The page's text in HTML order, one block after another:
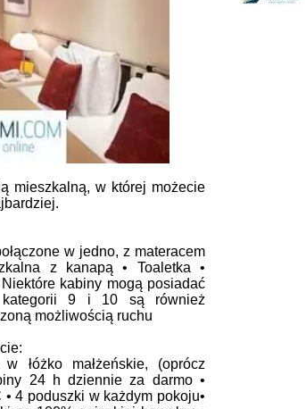
mieszkalną, w której możecie
w jedno, z materacem
z kanapą • Toaletka •
kabiny mogą posiadać
kategorii 9 i 10 są również
możliwością ruchu
łóżko małżeńskie, (oprócz
24 h dziennie za darmo •
4 poduszki w każdym pokoju•